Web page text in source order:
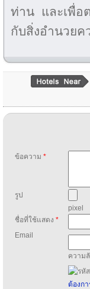
ท่าน และเพื่อ
กับสิ่งอำนวยค
ข้อความ *
รูป
pixel
ชื่อที่ใช้แสดง *
Email
ความ
ต้องก